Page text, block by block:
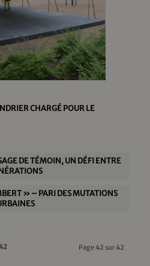
CHARGÉ POUR LE
DE TÉMOIN, UN DÉFI ENTRE
» – PARI DES MUTATIONS
Page 42 sur 42